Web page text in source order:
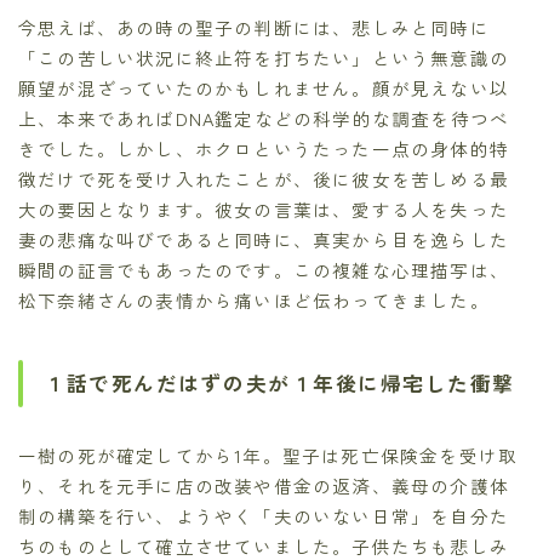
今思えば、あの時の聖子の判断には、悲しみと同時に
「この苦しい状況に終止符を打ちたい」という無意識の
願望が混ざっていたのかもしれません。顔が見えない以
上、本来であればDNA鑑定などの科学的な調査を待つべ
きでした。しかし、ホクロというたった一点の身体的特
徴だけで死を受け入れたことが、後に彼女を苦しめる最
大の要因となります。彼女の言葉は、愛する人を失った
妻の悲痛な叫びであると同時に、真実から目を逸らした
瞬間の証言でもあったのです。この複雑な心理描写は、
松下奈緒さんの表情から痛いほど伝わってきました。
１話で死んだはずの夫が１年後に帰宅した衝撃
一樹の死が確定してから1年。聖子は死亡保険金を受け取
り、それを元手に店の改装や借金の返済、義母の介護体
制の構築を行い、ようやく「夫のいない日常」を自分た
ちのものとして確立させていました。子供たちも悲しみ